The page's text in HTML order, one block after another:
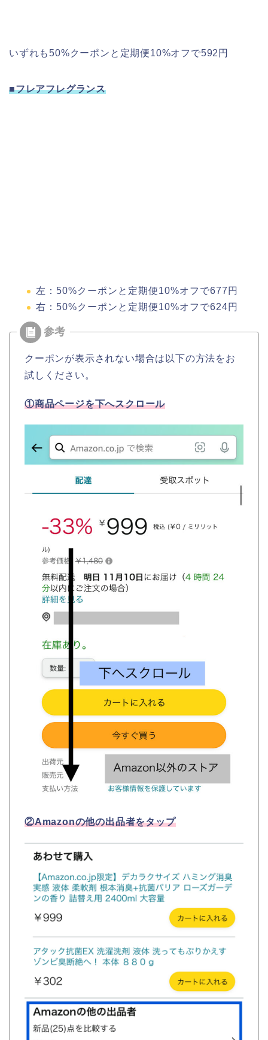
いずれも50%クーポンと定期便10%オフで592円
■フレアフレグランス
左：50%クーポンと定期便10%オフで677円
右：50%クーポンと定期便10%オフで624円
クーポンが表示されない場合は以下の方法をお
試しください。
①商品ページを下へスクロール
②Amazonの他の出品者をタップ